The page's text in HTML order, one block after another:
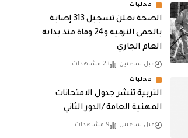
محليات
الصحة تعلن تسجيل 313 إصابة
بالحمى النزفية و24 وفاة منذ بداية
العام الجاري
قبل ساعتين 23 مشاهدات
محليات
التربية تنشر جدول الامتحانات
المهنية العامة /الدور الثاني
قبل ساعتين 9 مشاهدات